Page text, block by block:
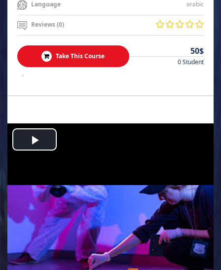
Language arabic
Reviews (0)
Take This Course 50$
0 Student
.
Play